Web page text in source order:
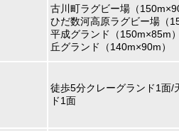
古川町ラグビー場（
ひだ数河高原ラグビー場（
平成グランド（150m×85m）
丘グランド（140m×90m）
徒歩5分クレーグランド1面/
ド1面